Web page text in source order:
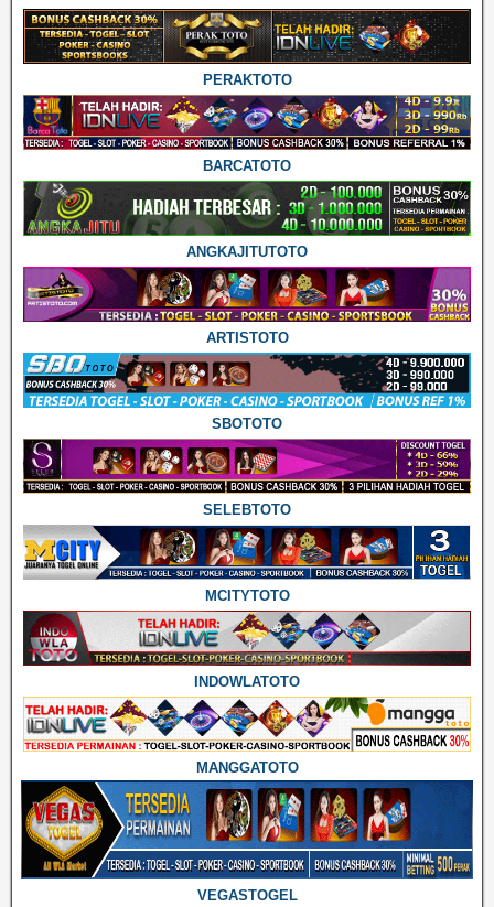
PERAKTOTO
BARCATOTO
ANGKAJITUTOTO
ARTISTOTO
SBOTOTO
SELEBTOTO
MCITYTOTO
INDOWLATOTO
MANGGATOTO
VEGASTOGEL